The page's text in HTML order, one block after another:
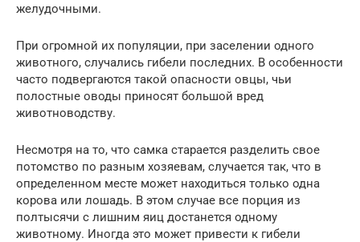
желудочными.
При огромной их популяции, при заселении одного
животного, случались гибели последних. В особенности
часто подвергаются такой опасности овцы, чьи
полостные оводы приносят большой вред
животноводству.
Несмотря на то, что самка старается разделить свое
потомство по разным хозяевам, случается так, что в
определенном месте может находиться только одна
корова или лошадь. В этом случае все порция из
полтысячи с лишним яиц достанется одному
животному. Иногда это может привести к гибели